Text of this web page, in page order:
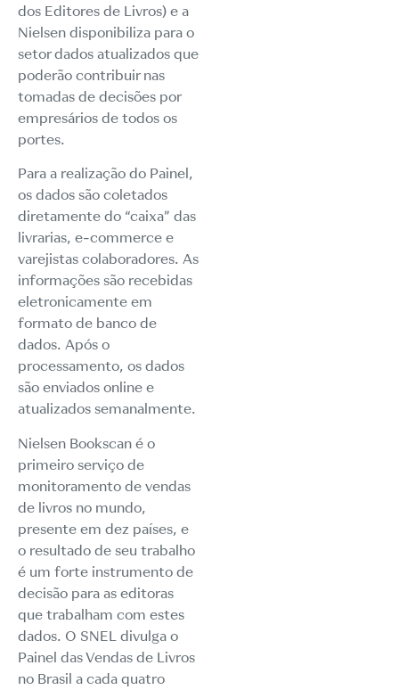
dos Editores de Livros) e a
Nielsen disponibiliza para o
setor dados atualizados que
poderão contribuir nas
tomadas de decisões por
empresários de todos os
portes.
Para a realização do Painel,
os dados são coletados
diretamente do “caixa” das
livrarias, e-commerce e
varejistas colaboradores. As
informações são recebidas
eletronicamente em
formato de banco de
dados. Após o
processamento, os dados
são enviados online e
atualizados semanalmente.
Nielsen Bookscan é o
primeiro serviço de
monitoramento de vendas
de livros no mundo,
presente em dez países, e
o resultado de seu trabalho
é um forte instrumento de
decisão para as editoras
que trabalham com estes
dados. O SNEL divulga o
Painel das Vendas de Livros
no Brasil a cada quatro